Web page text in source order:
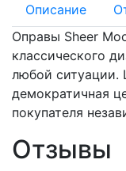
Описание
Оправы Sheer
классического
любой ситуации.
демократичная
покупателя
Отзывы